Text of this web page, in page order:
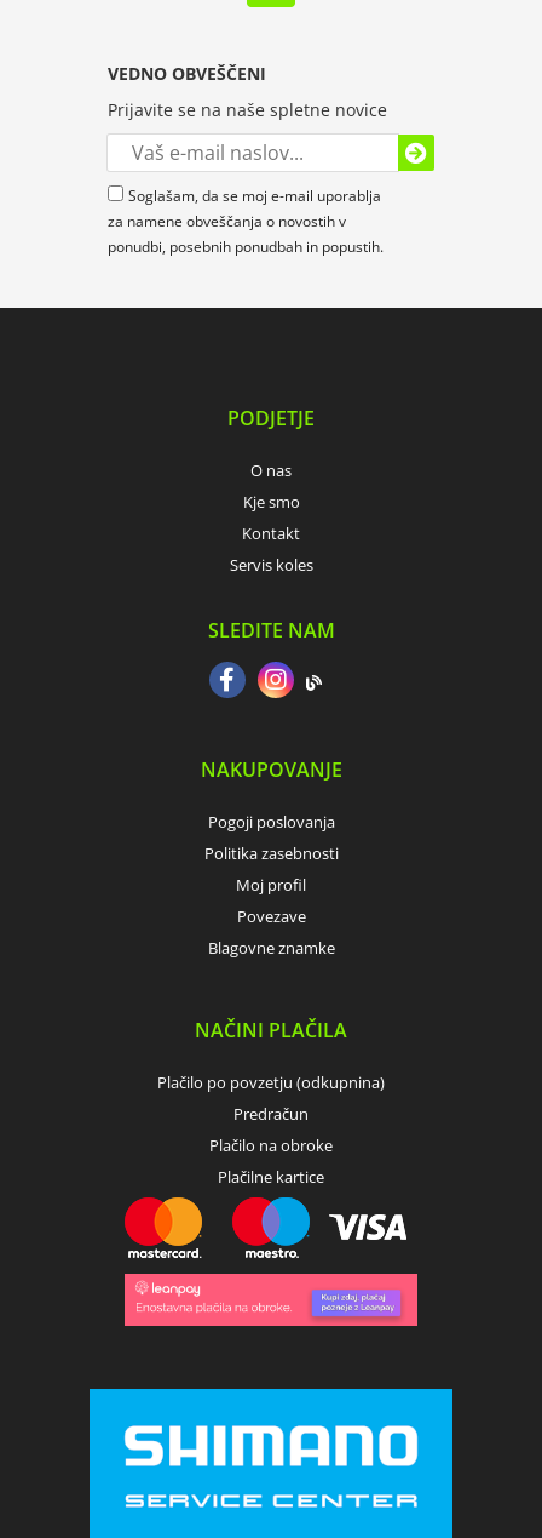
VEDNO OBVEŠČENI
Prijavite se na naše spletne novice
Soglašam, da se moj e-mail uporablja
za namene obveščanja o novostih v
ponudbi, posebnih ponudbah in popustih.
PODJETJE
O nas
Kje smo
Kontakt
Servis koles
SLEDITE NAM
NAKUPOVANJE
Pogoji poslovanja
Politika zasebnosti
Moj profil
Povezave
Blagovne znamke
NAČINI PLAČILA
Plačilo po povzetju (odkupnina)
Predračun
Plačilo na obroke
Plačilne kartice